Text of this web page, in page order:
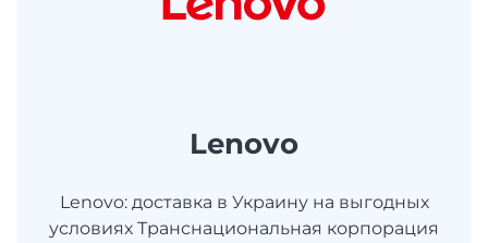
Lenovo
Lenovo: доставка в Украину на выгодных
условиях Транснациональная корпорация